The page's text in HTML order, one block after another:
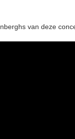
van deze